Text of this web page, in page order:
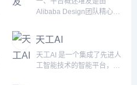
能对话，帮助快速生成各类
单指令，AI就能根据需求自
动生成草稿，为用户节省时
间，提升写作效...
作支持，还将AI换脸、照片
者提供了更为广阔的创作空
间。无论是文章写作、视频
创作，还是图像处理，万彩
Alibaba Design团队精心打
质、效率、技能、成就、收
入等五大核心价值的全方位
服务。平台通过深入研究设
天工AI
天工AI 是一个集成了先进人
工智能技术的智能平台，专